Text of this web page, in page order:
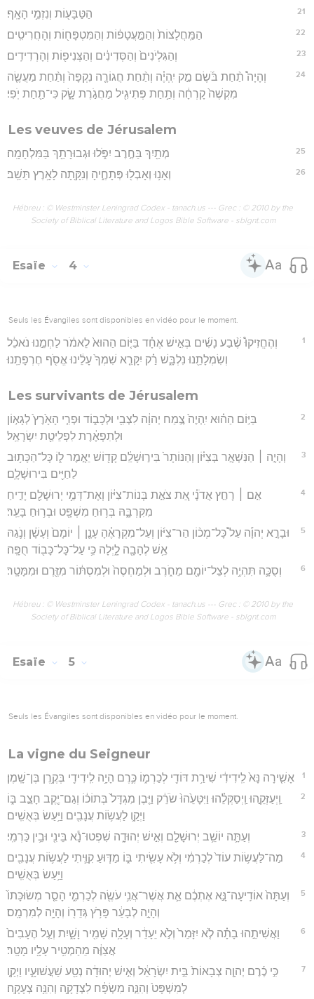
21 הַטַּבָּע֖וֹת וְנִזְמֵ֥י הָאָֽף׃
22 הַמַּֽחֲלָצוֹת֙ וְהַמַּ֣עֲטָפ֔וֹת וְהַמִּטְפָּח֖וֹת וְהָחֲרִיטִֽים׃
23 וְהַגִּלְיֹנִים֙ וְהַסְּדִינִ֔ים וְהַצְּנִיפ֖וֹת וְהָרְדִידִֽים׃
24
וְהָיָה֩ תַ֨חַת בֹּ֜שֶׂם מַ֣ק יִֽהְיֶ֗ה וְתַ֨חַת חֲגוֹרָ֤ה נִקְפָּה֙ וְתַ֨חַת מַעֲשֶׂ֤ה
מִקְשֶׁה֙ קָרְחָ֔ה וְתַ֥חַת פְּתִיגִ֖יל מַחֲגֹ֣רֶת שָׂ֑ק כִּי־תַ֖חַת יֹֽפִי׃
Les veuves de Jérusalem
25 מְתַ֖יִךְ בַּחֶ֣רֶב יִפֹּ֑לוּ וּגְבוּרָתֵ֖ךְ בַּמִּלְחָמָֽה׃
26 וְאָנ֥וּ וְאָבְל֖וּ פְּתָחֶ֑יהָ וְנִקָּ֖תָה לָאָ֥רֶץ תֵּשֵֽׁב׃
Hébreu : © Westminster Leningrad Codex - tanach.us --- Grec : © 2010 by the
Society of Biblical Literature and Logos Bible Software - sblgnt.com
Esaïe 4
Seuls les Évangiles sont disponibles en vidéo pour le moment.
1
וְהֶחֱזִיקוּ֩ שֶׁ֨בַע נָשִׁ֜ים בְּאִ֣ישׁ אֶחָ֗ד בַּיּ֤וֹם הַהוּא֙ לֵאמֹ֔ר לַחְמֵ֣נוּ נֹאכֵ֔ל
וְשִׂמְלָתֵ֖נוּ נִלְבָּ֑שׁ רַ֗ק יִקָּרֵ֤א שִׁמְךָ֙ עָלֵ֔ינוּ אֱסֹ֖ף חֶרְפָּתֵֽנוּ׃
Les survivants de Jérusalem
2
בַּיּ֣וֹם הַה֗וּא יִֽהְיֶה֙ צֶ֣מַח יְהוָ֔ה לִצְבִ֖י וּלְכָב֑וֹד וּפְרִ֤י הָאָ֙רֶץ֙ לְגָא֣וֹן
וּלְתִפְאֶ֔רֶת לִפְלֵיטַ֖ת יִשְׂרָאֵֽל׃
3
וְהָיָ֣ה ׀ הַנִּשְׁאָ֣ר בְּצִיּ֗וֹן וְהַנּוֹתָר֙ בִּיר֣וּשָׁלִַ֔ם קָד֖וֹשׁ יֵאָ֣מֶר ל֑וֹ כָּל־הַכָּת֥וּב
לַחַיִּ֖ים בִּירוּשָׁלִָֽם׃
4
אִ֣ם ׀ רָחַ֣ץ אֲדֹנָ֗י אֵ֚ת צֹאַ֣ת בְּנוֹת־צִיּ֔וֹן וְאֶת־דְּמֵ֥י יְרוּשָׁלִַ֖ם יָדִ֣יחַ
מִקִּרְבָּ֑הּ בְּר֥וּחַ מִשְׁפָּ֖ט וּבְר֥וּחַ בָּעֵֽר׃
5
וּבָרָ֣א יְהוָ֡ה עַל֩ כָּל־מְכ֨וֹן הַר־צִיּ֜וֹן וְעַל־מִקְרָאֶ֗הָ עָנָ֤ן ׀ יוֹמָם֙ וְעָשָׁ֔ן וְנֹ֛גַהּ
אֵ֥שׁ לֶהָבָ֖ה לָ֑יְלָה כִּ֥י עַל־כָּל־כָּב֖וֹד חֻפָּֽה׃
6 וְסֻכָּ֛ה תִּהְיֶ֥ה לְצֵל־יוֹמָ֖ם מֵחֹ֑רֶב וּלְמַחְסֶה֙ וּלְמִסְתּ֔וֹר מִזֶּ֖רֶם וּמִמָּטָֽר׃
Hébreu : © Westminster Leningrad Codex - tanach.us --- Grec : © 2010 by the
Society of Biblical Literature and Logos Bible Software - sblgnt.com
Esaïe 5
Seuls les Évangiles sont disponibles en vidéo pour le moment.
La vigne du Seigneur
1 אָשִׁ֤ירָה נָּא֙ לִֽידִידִ֔י שִׁירַ֥ת דּוֹדִ֖י לְכַרְמ֑וֹ כֶּ֛רֶם הָיָ֥ה לִֽידִידִ֖י בְּקֶ֥רֶן בֶּן־שָֽׁמֶן׃
2
וַֽיְעַזְּקֵ֣הוּ וַֽיְסַקְּלֵ֗הוּ וַיִּטָּעֵ֙הוּ֙ שֹׂרֵ֔ק וַיִּ֤בֶן מִגְדָּל֙ בְּתוֹכ֔וֹ וְגַם־יֶ֖קֶב חָצֵ֣ב בּ֑וֹ
וַיְקַ֛ו לַעֲשׂ֥וֹת עֲנָבִ֖ים וַיַּ֥עַשׂ בְּאֻשִֽׁים׃
3 וְעַתָּ֛ה יוֹשֵׁ֥ב יְרוּשָׁלִַ֖ם וְאִ֣ישׁ יְהוּדָ֑ה שִׁפְטוּ־נָ֕א בֵּינִ֖י וּבֵ֥ין כַּרְמִֽי׃
4
מַה־לַּעֲשׂ֥וֹת עוֹד֙ לְכַרְמִ֔י וְלֹ֥א עָשִׂ֖יתִי בּ֑וֹ מַדּ֧וּעַ קִוֵּ֛יתִי לַעֲשׂ֥וֹת עֲנָבִ֖ים
וַיַּ֥עַשׂ בְּאֻשִֽׁים׃
5
וְעַתָּה֙ אוֹדִֽיעָה־נָּ֣א אֶתְכֶ֔ם אֵ֛ת אֲשֶׁר־אֲנִ֥י עֹשֶׂ֖ה לְכַרְמִ֑י הָסֵ֤ר מְשׂוּכָּתוֹ֙
וְהָיָ֣ה לְבָעֵ֔ר פָּרֹ֥ץ גְּדֵר֖וֹ וְהָיָ֥ה לְמִרְמָֽס׃
6
וַאֲשִׁיתֵ֣הוּ בָתָ֗ה לֹ֤א יִזָּמֵר֙ וְלֹ֣א יֵעָדֵ֔ר וְעָלָ֥ה שָׁמִ֖יר וָשָׁ֑יִת וְעַ֤ל הֶעָבִים֙
אֲצַוֶּ֔ה מֵהַמְטִ֥יר עָלָ֖יו מָטָֽר׃
7
כִּ֣י כֶ֜רֶם יְהוָ֤ה צְבָאוֹת֙ בֵּ֣ית יִשְׂרָאֵ֔ל וְאִ֣ישׁ יְהוּדָ֔ה נְטַ֖ע שַׁעֲשׁוּעָ֑יו וַיְקַ֤ו
לְמִשְׁפָּט֙ וְהִנֵּ֣ה מִשְׂפָּ֔ח לִצְדָקָ֖ה וְהִנֵּ֥ה צְעָקָֽה׃